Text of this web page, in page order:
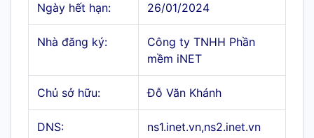
Ngày hết hạn: 26/01/2024
Nhà đăng ký:
Công ty TNHH Phần
mềm iNET
Chủ sở hữu: Đỗ Văn Khánh
DNS: ns1.inet.vn,ns2.inet.vn